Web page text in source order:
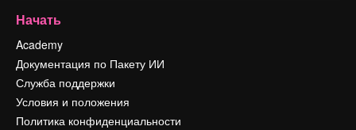
Начать
Academy
Документация по Пакету ИИ
Служба поддержки
Условия и положения
Политика конфиденциальности